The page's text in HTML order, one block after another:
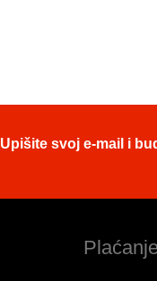
Upišite svoj e-mail i